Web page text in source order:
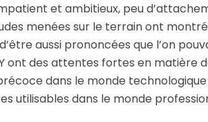
et ambitieux, peu
menées sur le terrain ont
aussi prononcées que l’on
ont des attentes fortes en matière
dans le monde
utilisables dans le monde